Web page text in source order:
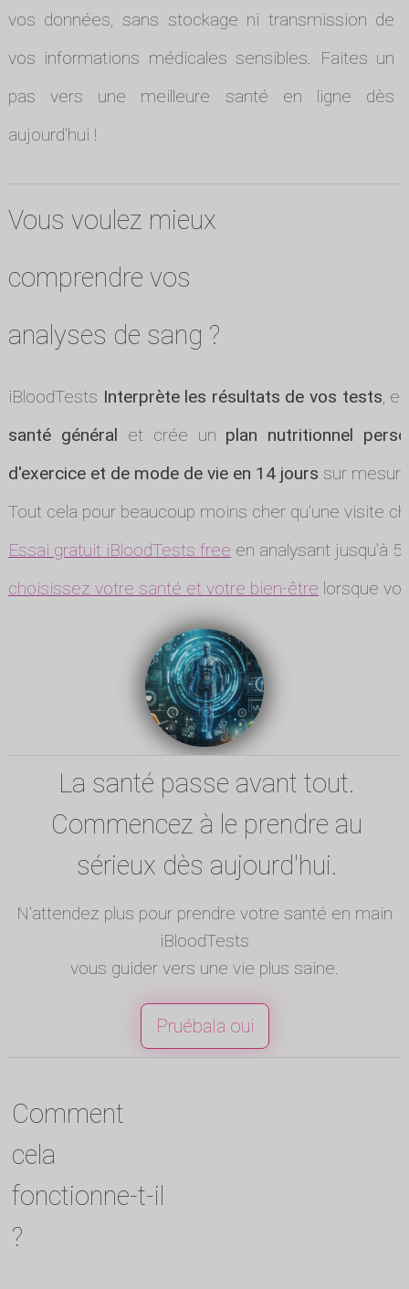
vos données, sans stockage ni transmission de
vos informations médicales sensibles. Faites un
pas vers une meilleure santé en ligne dès
aujourd'hui !
Vous voulez mieux
comprendre vos
analyses de sang ?
iBloodTests Interprète les résultats de vos tests,
santé général et crée un plan nutritionnel
d'exercice et de mode de vie en 14 jours sur
Tout cela pour beaucoup moins cher qu'une visite
Essai gratuit iBloodTests free en analysant jusqu'à
choisissez votre santé et votre bien-être lorsque
La santé passe avant tout.
Commencez à le prendre au
sérieux dès aujourd'hui.
N'attendez plus pour prendre votre santé en main
iBloodTests
vous guider vers une vie plus saine.
Pruébala oui
Comment
cela
fonctionne-t-il
?